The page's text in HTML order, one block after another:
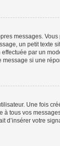
messages.
un petit texte
par un
si une
Une fois
tous vos
d’insérer votre